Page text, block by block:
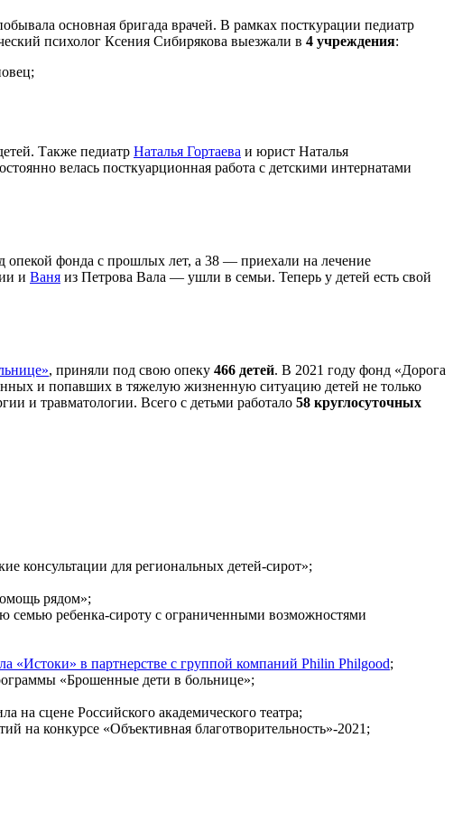
основная бригада врачей. В рамках посткурации педиатр
психолог Ксения Сибирякова выезжали в 4 учреждения:
Также педиатр Наталья Гортаева и юрист Наталья
велась посткуарционная работа с детскими интернатами
опекой фонда с прошлых лет, а 38 — приехали на лечение
и Ваня из Петрова Вала — ушли в семьи. Теперь у детей есть свой
, приняли под свою опеку 466 детей. В 2021 году фонд «Дорога
и попавших в тяжелую жизненную ситуацию детей не только
и травматологии. Всего с детьми работало 58 круглосуточных
консультации для региональных детей-сирот»;
рядом»;
семью ребенка-сироту с ограниченными возможностями
«Истоки» в партнерстве с группой компаний Philin Philgood;
«Брошенные дети в больнице»;
на сцене Российского академического театра;
на конкурсе «Объективная благотворительность»-2021;